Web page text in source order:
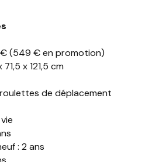
(549 € en promotion)
x 121,5 cm
roulettes de déplacement
: 2 ans